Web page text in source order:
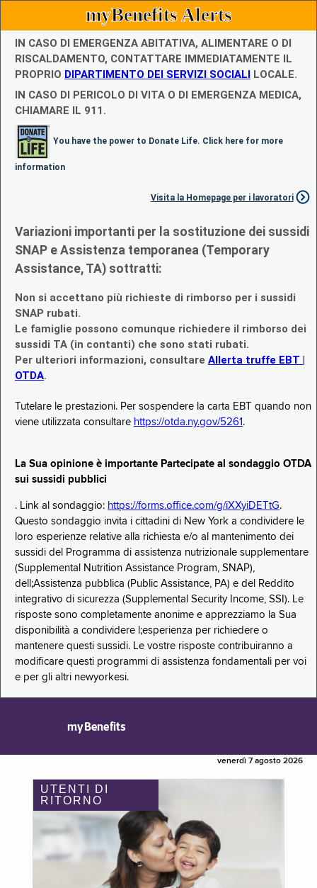
myBenefits Alerts
IN CASO DI EMERGENZA ABITATIVA, ALIMENTARE O DI
RISCALDAMENTO, CONTATTARE IMMEDIATAMENTE IL
PROPRIO DIPARTIMENTO DEI SERVIZI SOCIALI LOCALE.
IN CASO DI PERICOLO DI VITA O DI EMERGENZA MEDICA,
CHIAMARE IL 911.
You have the power to Donate Life. Click here for more
information
Visita la Homepage per i lavoratori
Variazioni importanti per la sostituzione dei sussidi
SNAP e Assistenza temporanea (Temporary
Assistance, TA) sottratti:
Non si accettano più richieste di rimborso per i sussidi
SNAP rubati.
Le famiglie possono comunque richiedere il rimborso dei
sussidi TA (in contanti) che sono stati rubati.
Per ulteriori informazioni, consultare Allerta truffe EBT |
OTDA.
Tutelare le prestazioni. Per sospendere la carta EBT quando non
viene utilizzata consultare https://otda.ny.gov/5261 .
La Sua opinione è importante Partecipate al sondaggio OTDA
sui sussidi pubblici
. Link al sondaggio: https://forms.office.com/g/iXXyiDETtG.
Questo sondaggio invita i cittadini di New York a condividere le
loro esperienze relative alla richiesta e/o al mantenimento dei
sussidi del Programma di assistenza nutrizionale supplementare
(Supplemental Nutrition Assistance Program, SNAP),
dell;Assistenza pubblica (Public Assistance, PA) e del Reddito
integrativo di sicurezza (Supplemental Security Income, SSI). Le
risposte sono completamente anonime e apprezziamo la Sua
disponibilità a condividere l;esperienza per richiedere o
mantenere questi sussidi. Le vostre risposte contribuiranno a
modificare questi programmi di assistenza fondamentali per voi
e per gli altri newyorkesi.
myBenefits
venerdì 7 agosto 2026
UTENTI DI
RITORNO